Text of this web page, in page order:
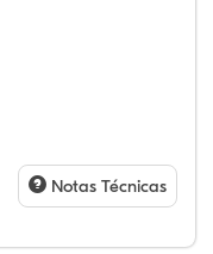
Notas Técnicas